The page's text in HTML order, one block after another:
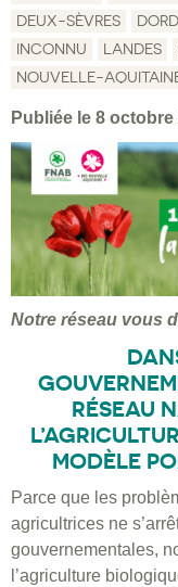
DEUX-SÈVRES
INCONNU
LANDES
NOUVELLE-
Publiée le 8 octobre
Notre réseau vous
RÉSEAU
MODÈLE
Parce que les
agricultrices ne
gouvernementales,
l’agriculture